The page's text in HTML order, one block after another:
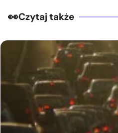
Czytaj także